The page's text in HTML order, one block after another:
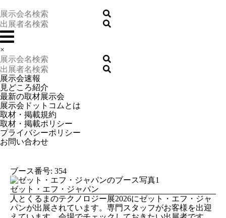
×
展示会速報
見どころ紹介
最新の取材展示会
展示会ドットコムとは
取材・掲載規約
取材・掲載ポリシー
プライバシーポリシー
お問い合わせ
ブース番号: 354
ゼット・エフ・ジャパン
人とくるまのテクノロジー展2026にゼット・エフ・ジャ
パンが出展されています。専門スタッフがお客様を出迎